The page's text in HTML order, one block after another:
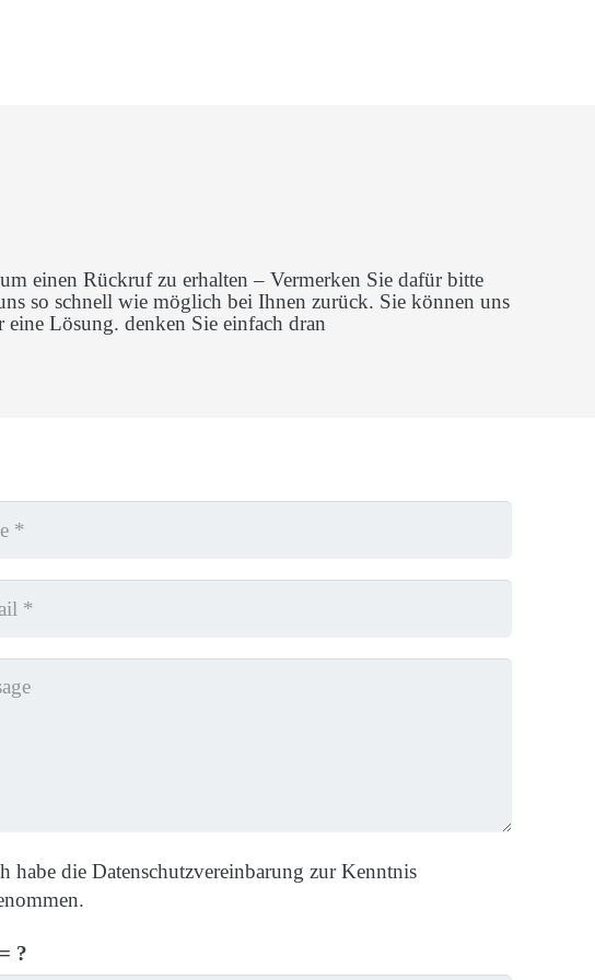
einen Rückruf zu erhalten – Vermerken Sie dafür bitte
so schnell wie möglich bei Ihnen zurück. Sie können uns
Lösung. denken Sie einfach dran
habe die Datenschutzvereinbarung zur Kenntnis
?